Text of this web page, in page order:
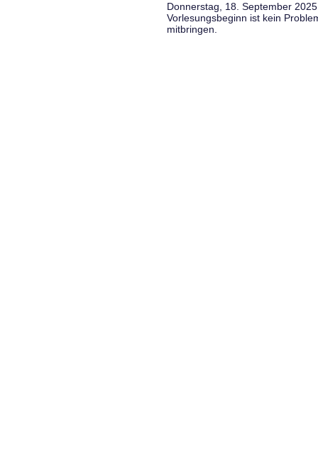
Donnerstag, 18. September
Vorlesungsbeginn ist kein
mitbringen.